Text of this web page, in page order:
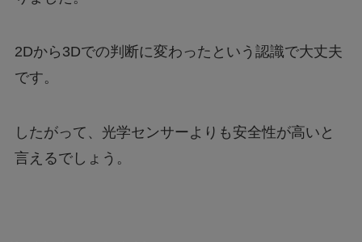
2Dから3Dでの判断に変わったという認識で大丈夫
です。
したがって、光学センサーよりも安全性が高いと
言えるでしょう。